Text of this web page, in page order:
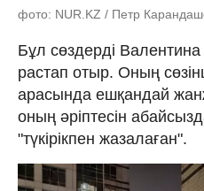
фото: NUR.KZ / Петр
Бұл сөздерді Валентина
растап отыр. Оның
арасында ешқандай
оның әріптесін
"түкірікпен жазалаған".